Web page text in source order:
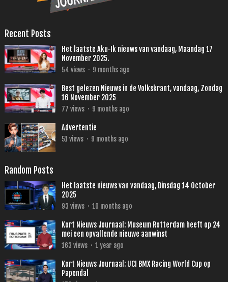
Recent Posts
Het laatste Aku-Ik nieuws van vandaag, Maandag 17
November 2025.
54 views · 9 months ago
Best gelezen Nieuws in de Volkskrant, vandaag, Zondag
16 November 2025
77 views · 9 months ago
Advertentie
51 views · 9 months ago
Random Posts
Het laatste nieuws van vandaag, Dinsdag 14 October
2025
93 views · 10 months ago
Kort Nieuws Journaal: Museum Rotterdam heeft op 24
mei een opvallende nieuwe aanwinst
163 views · 1 year ago
Kort Nieuws Journaal: UCI BMX Racing World Cup op
Papendal